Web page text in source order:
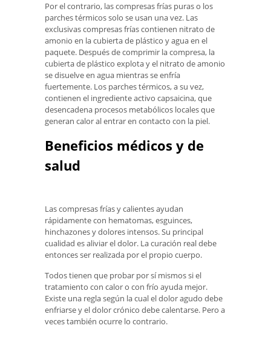
Por el contrario, las compresas frías puras o los
parches térmicos solo se usan una vez. Las
exclusivas compresas frías contienen nitrato de
amonio en la cubierta de plástico y agua en el
paquete. Después de comprimir la compresa, la
cubierta de plástico explota y el nitrato de amonio
se disuelve en agua mientras se enfría
fuertemente. Los parches térmicos, a su vez,
contienen el ingrediente activo capsaicina, que
desencadena procesos metabólicos locales que
generan calor al entrar en contacto con la piel.
Beneficios médicos y de
salud
Las compresas frías y calientes ayudan
rápidamente con hematomas, esguinces,
hinchazones y dolores intensos. Su principal
cualidad es aliviar el dolor. La curación real debe
entonces ser realizada por el propio cuerpo.
Todos tienen que probar por sí mismos si el
tratamiento con calor o con frío ayuda mejor.
Existe una regla según la cual el dolor agudo debe
enfriarse y el dolor crónico debe calentarse. Pero a
veces también ocurre lo contrario.